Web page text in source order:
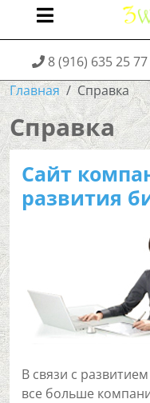
8 (916) 635 25 77
Главная
Справка
Справка
Сайт
развития
В связи с
все больше